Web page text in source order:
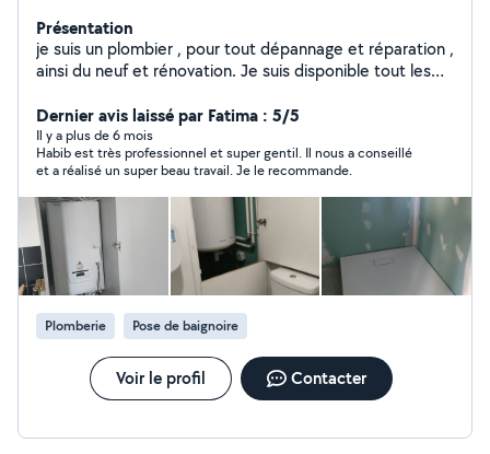
Présentation
je suis un plombier , pour tout dépannage et réparation ,
ainsi du neuf et rénovation. Je suis disponible tout les
Dernier avis laissé par Fatima : 5/5
Il y a plus de 6 mois
Habib est très professionnel et super gentil. Il nous a conseillé
et a réalisé un super beau travail. Je le recommande.
Plomberie Pose de baignoire
Voir le profil Contacter